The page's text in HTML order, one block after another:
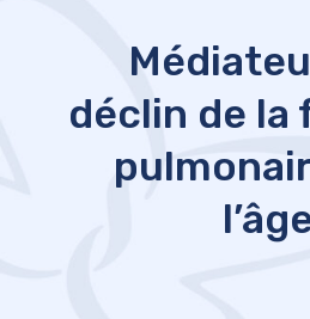
déclin de